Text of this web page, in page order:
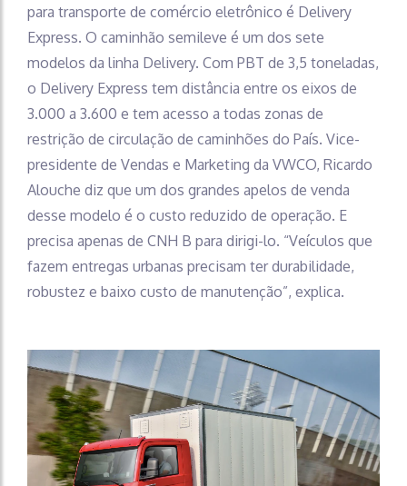
para transporte de comércio eletrônico é Delivery
Express. O caminhão semileve é um dos sete
modelos da linha Delivery. Com PBT de 3,5 toneladas,
o Delivery Express tem distância entre os eixos de
3.000 a 3.600 e tem acesso a todas zonas de
restrição de circulação de caminhões do País. Vice-
presidente de Vendas e Marketing da VWCO, Ricardo
Alouche diz que um dos grandes apelos de venda
desse modelo é o custo reduzido de operação. E
precisa apenas de CNH B para dirigi-lo. “Veículos que
fazem entregas urbanas precisam ter durabilidade,
robustez e baixo custo de manutenção”, explica.